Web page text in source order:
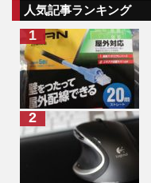
人気記事ランキング